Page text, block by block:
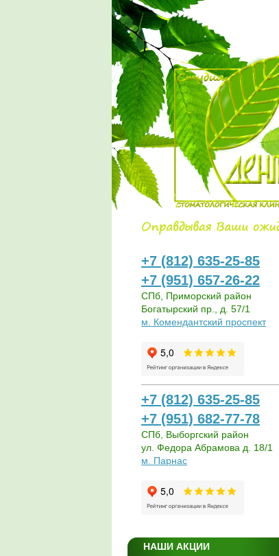
+7 (812) 635-25-85
+7 (951) 657-26-22
СПб, Приморский район
Богатырский пр., д. 57/1
м. Комендантский проспект
+7 (812) 635-25-85
+7 (951) 682-77-78
СПб, Выборгский район
ул. Федора Абрамова д. 18/1
м. Парнас
НАШИ АКЦИИ